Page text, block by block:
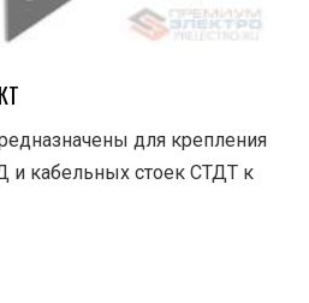
для крепления
и кабельных стоек СТДТ к